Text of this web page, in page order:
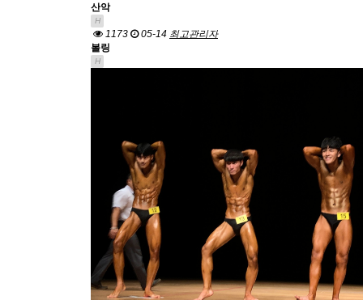
산악
H
1173 05-14 최고관리자
볼링
H